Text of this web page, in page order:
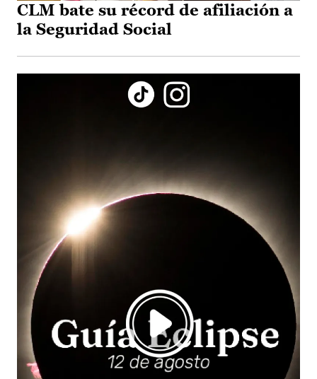
CLM bate su récord de afiliación a
la Seguridad Social